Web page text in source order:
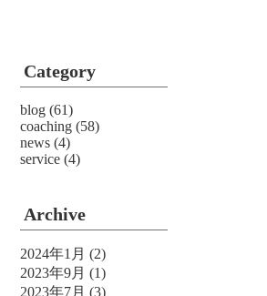
Category
blog (61)
coaching (58)
news (4)
service (4)
Archive
2024年1月 (2)
2023年9月 (1)
2023年7月 (3)